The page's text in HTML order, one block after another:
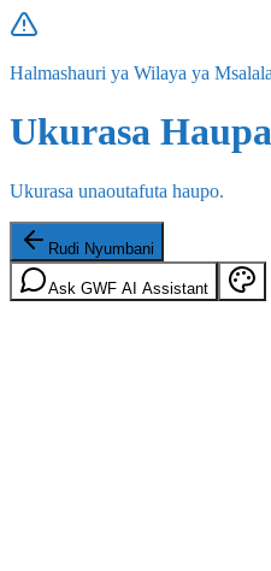
Halmashauri ya Wilaya ya Msalala
Ukurasa
Ukurasa unaoutafuta haupo.
Rudi Nyumbani
Ask GWF AI Assistant